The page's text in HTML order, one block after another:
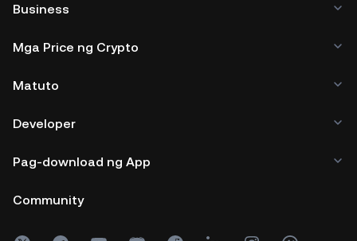
Business
Mga Price ng Crypto
Matuto
Developer
Pag-download ng App
Community